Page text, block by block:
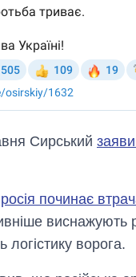
Сирський
росія починає
виснажують
логістику ворога.